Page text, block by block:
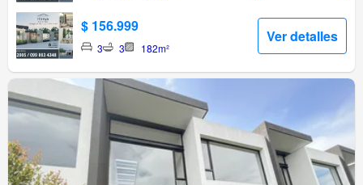
$ 156.999
3 3 182m²
Ver detalles